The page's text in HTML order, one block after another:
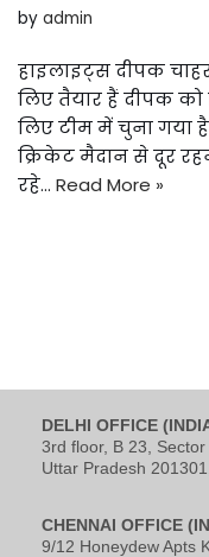
by admin
हाइलाइट्स दीपक
लिए तैयार हैं दीपक
लिए टीम में चुना गया
क्रिकेट मैदान से दूर
रहे… Read More »
DELHI OFFICE
3rd floor, B 23,
Uttar Pradesh
CHENNAI OFFICE
9/12 Honeydew Apts